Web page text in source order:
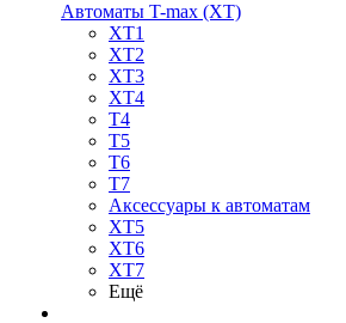
Автоматы T-max (XT)
XT1
XT2
XT3
XT4
T4
T5
T6
T7
Аксессуары к автоматам
XT5
XT6
XT7
Ещё